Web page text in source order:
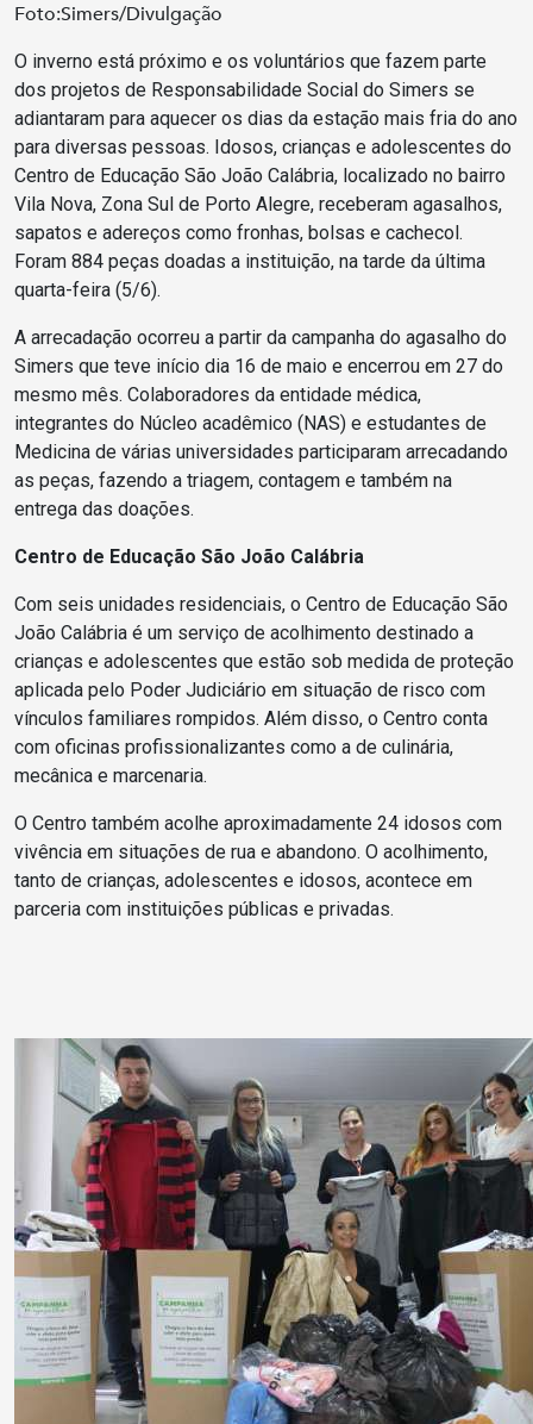
Foto:Simers/Divulgação
O inverno está próximo e os voluntários que fazem parte
dos projetos de Responsabilidade Social do Simers se
adiantaram para aquecer os dias da estação mais fria do ano
para diversas pessoas. Idosos, crianças e adolescentes do
Centro de Educação São João Calábria, localizado no bairro
Vila Nova, Zona Sul de Porto Alegre, receberam agasalhos,
sapatos e adereços como fronhas, bolsas e cachecol.
Foram 884 peças doadas a instituição, na tarde da última
quarta-feira (5/6).
A arrecadação ocorreu a partir da campanha do agasalho do
Simers que teve início dia 16 de maio e encerrou em 27 do
mesmo mês. Colaboradores da entidade médica,
integrantes do Núcleo acadêmico (NAS) e estudantes de
Medicina de várias universidades participaram arrecadando
as peças, fazendo a triagem, contagem e também na
entrega das doações.
Centro de Educação São João Calábria
Com seis unidades residenciais, o Centro de Educação São
João Calábria é um serviço de acolhimento destinado a
crianças e adolescentes que estão sob medida de proteção
aplicada pelo Poder Judiciário em situação de risco com
vínculos familiares rompidos. Além disso, o Centro conta
com oficinas profissionalizantes como a de culinária,
mecânica e marcenaria.
O Centro também acolhe aproximadamente 24 idosos com
vivência em situações de rua e abandono. O acolhimento,
tanto de crianças, adolescentes e idosos, acontece em
parceria com instituições públicas e privadas.